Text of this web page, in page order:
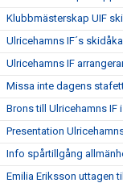
Klubbmästerskap UIF
Ulricehamns IF´s
Ulricehamns IF
Missa inte dagens
Brons till Ulricehamns IF
Presentation
Info spårtillgång
Emilia Eriksson uttagen